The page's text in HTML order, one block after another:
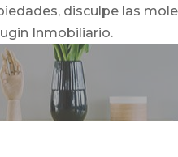
disculpe las
Inmobiliario.